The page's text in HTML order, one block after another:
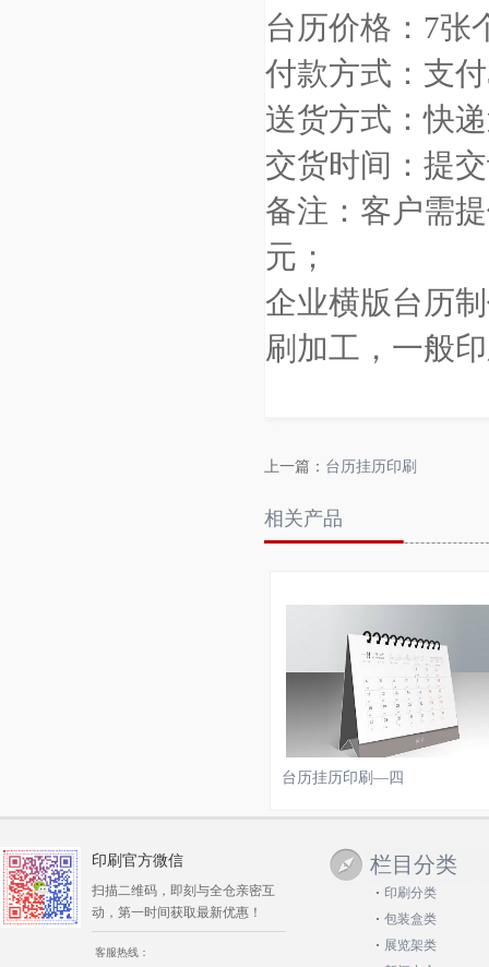
台历价格：7张
付款方式：支
送货方式：快
交货时间：提
备注：客户需
元；
企业横版台历
刷加工，一般
上一篇： 台历挂历印刷
相关产品
台历挂历印刷—四
栏目分类
印刷分类
包装盒类
展览架类
印刷官方微信
扫描二维码，即刻与全仓亲密互
动，第一时间获取最新优惠！
客服热线：